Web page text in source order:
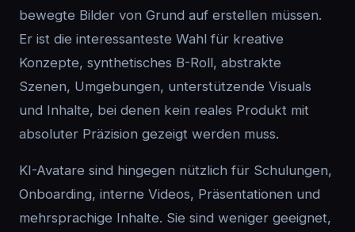
bewegte Bilder von Grund auf erstellen müssen.
Er ist die interessanteste Wahl für kreative
Konzepte, synthetisches B-Roll, abstrakte
Szenen, Umgebungen, unterstützende Visuals
und Inhalte, bei denen kein reales Produkt mit
absoluter Präzision gezeigt werden muss.
KI-Avatare sind hingegen nützlich für Schulungen,
Onboarding, interne Videos, Präsentationen und
mehrsprachige Inhalte. Sie sind weniger geeignet,